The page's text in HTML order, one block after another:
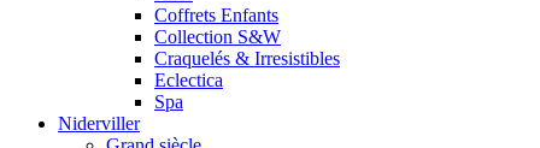
Coffrets Enfants
Collection S&W
Craquelés & Irresistibles
Eclectica
Spa
Niderviller